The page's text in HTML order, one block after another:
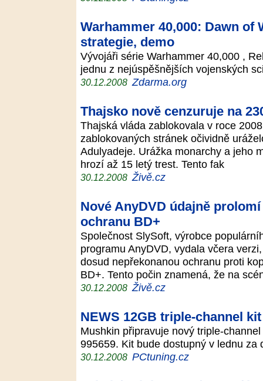
Warhammer 40,000: Dawn of
strategie, demo
Vývojáři série Warhammer 40,000 ,
jednu z nejúspěšnějších vojenských
30.12.2008 Zdarma.org
Thajsko nově cenzuruje na
Thajská vláda zablokovala v roce
zablokovaných stránek očividně
Adulyadeje. Urážka monarchy a jeho
hrozí až 15 letý trest. Tento fak
30.12.2008 Živě.cz
Nové AnyDVD údajně
ochranu BD+
Společnost SlySoft, výrobce
programu AnyDVD, vydala včera
dosud nepřekonanou ochranu proti
BD+. Tento počin znamená, že na
30.12.2008 Živě.cz
NEWS 12GB triple-channel kit
Mushkin připravuje nový triple-
995659. Kit bude dostupný v lednu
30.12.2008 PCtuning.cz